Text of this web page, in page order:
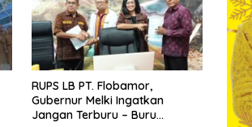
RUPS LB PT. Flobamor,
Gubernur Melki Ingatkan
Jangan Terburu – Buru